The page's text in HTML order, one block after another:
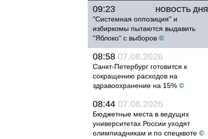
НОВОСТЬ ДНЯ
09:23
"Системная оппозиция" и
избиркомы пытаются выдавить
"Яблоко" с выборов ©
08:58 07.08.2026
Санкт-Петербург готовится к
сокращению расходов на
здравоохранение на 15% ©
08:44 07.08.2026
Бюджетные места в ведущих
университетах России уходят
олимпиадникам и по спецквоте ©